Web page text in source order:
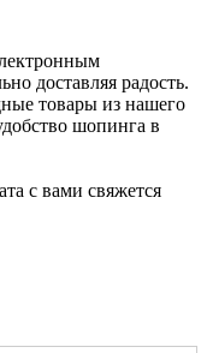
доставляя радость.
товары из нашего
шопинга в
с вами свяжется